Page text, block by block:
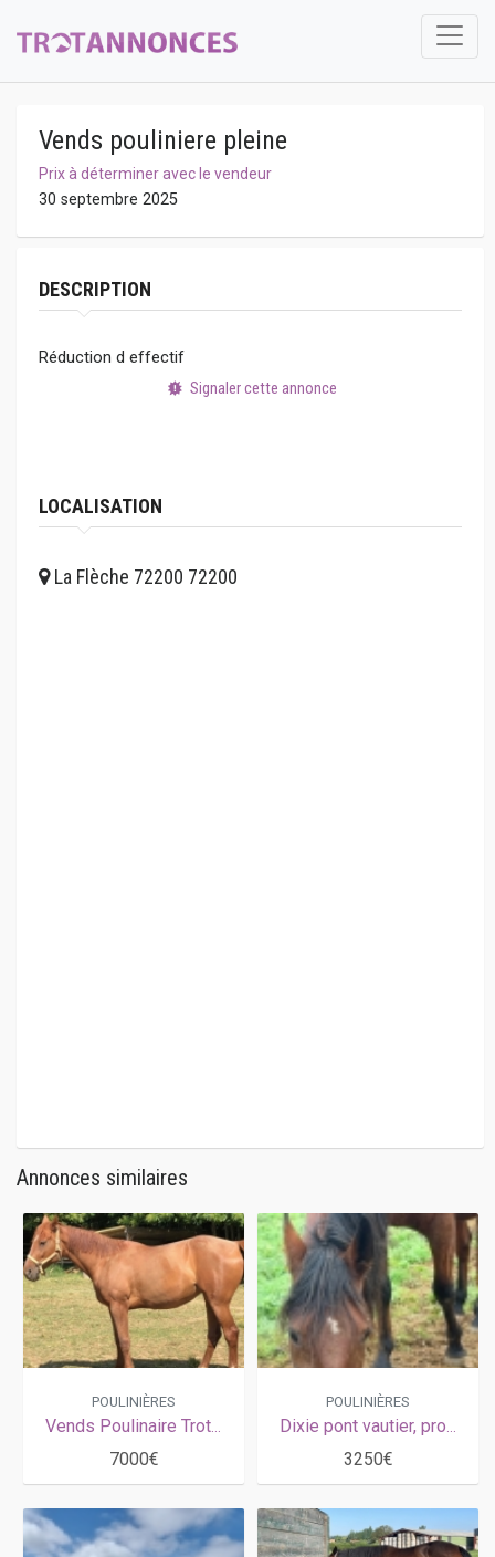
Vends pouliniere pleine
Prix à déterminer avec le vendeur
30 septembre 2025
DESCRIPTION
Réduction d effectif
Signaler cette annonce
LOCALISATION
La Flèche 72200 72200
Annonces similaires
POULINIÈRES
Vends Poulinaire Trotteur à terme le 15 03 2026
7000€
POULINIÈRES
Dixie pont vautier, produits de qualité
3250€